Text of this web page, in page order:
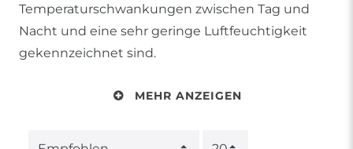
Temperaturschwankungen zwischen Tag und
Nacht und eine sehr geringe Luftfeuchtigkeit
gekennzeichnet sind.
MEHR ANZEIGEN